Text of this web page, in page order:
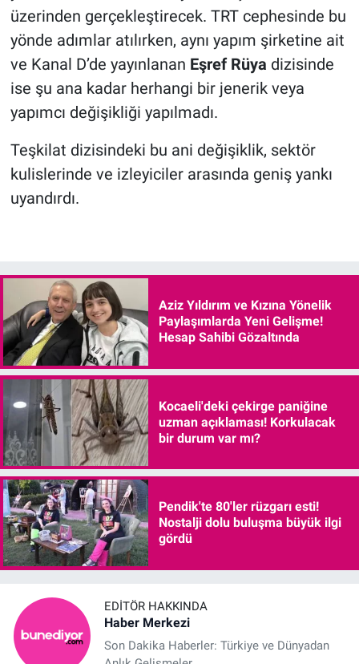
üzerinden gerçekleştirecek. TRT cephesinde bu
yönde adımlar atılırken, aynı yapım şirketine ait
ve Kanal D’de yayınlanan Eşref Rüya dizisinde
ise şu ana kadar herhangi bir jenerik veya
yapımcı değişikliği yapılmadı.
Teşkilat dizisindeki bu ani değişiklik, sektör
kulislerinde ve izleyiciler arasında geniş yankı
uyandırdı.
Aziz Yıldırım ve Kızına Yönelik
Paylaşımlarda Yeni Gelişme!
Hesap Sahibi Gözaltında
Kocaeli'deki çekirge paniğine
uzman açıklaması! Korkulacak
bir durum var mı?
Pendik'te 80'ler rüzgarı esti!
Nostalji dolu buluşma büyük ilgi
gördü
EDITÖR HAKKINDA
Haber Merkezi
Son Dakika Haberler: Türkiye ve Dünyadan